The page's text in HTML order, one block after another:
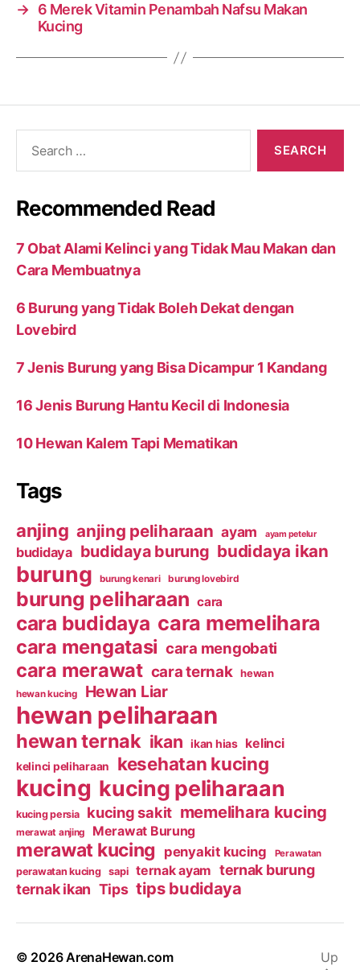
→ 6 Merek Vitamin Penambah Nafsu Makan
Kucing
Recommended Read
7 Obat Alami Kelinci yang Tidak Mau Makan dan
Cara Membuatnya
6 Burung yang Tidak Boleh Dekat dengan
Lovebird
7 Jenis Burung yang Bisa Dicampur 1 Kandang
16 Jenis Burung Hantu Kecil di Indonesia
10 Hewan Kalem Tapi Mematikan
Tags
anjing anjing peliharaan ayam ayam petelur
budidaya budidaya burung budidaya ikan
burung burung kenari burung lovebird
burung peliharaan cara
cara budidaya cara memelihara
cara mengatasi cara mengobati
cara merawat cara ternak hewan
hewan kucing Hewan Liar
hewan peliharaan
hewan ternak ikan ikan hias kelinci
kelinci peliharaan kesehatan kucing
kucing kucing peliharaan
kucing persia kucing sakit memelihara kucing
merawat anjing Merawat Burung
merawat kucing penyakit kucing Perawatan
perawatan kucing sapi ternak ayam ternak burung
ternak ikan Tips tips budidaya
© 2026ArenaHewan.com
Up